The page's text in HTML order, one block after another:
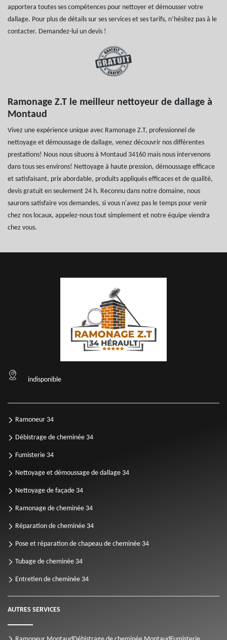
apportera toutes ses compétences pour nettoyer et démousser votre
dallage. Pour plus de détails sur ses services et ses tarifs, n’hésitez pas à le
contacter. Demandez-lui un devis !
Ramonage Z.T le meilleur nettoyeur de dallage à
Montaud
Vivez une expérience unique avec Ramonage Z.T, professionnel de
nettoyage et démoussage de dallage, venez découvrir nos différentes
prestations! Nous nous situons à Montaud 34160 mais nous intervenons
dans tous ses environs! Nettoyage à haute pression, démoussage efficace
et satisfaisant, prix abordable, produits appliqués efficaces et de qualité,
devis gratuit en seulement 24 h. Reconnu dans notre domaine, nous
saurons satisfaire vos demandes, si vous n'avez pas le temps pour venir
chez nos locaux, appelez-nous tout simplement et notre équipe viendra
chez vous.
indisponible
Ramoneur 34
Débistrage de cheminée 34
Fumisterie 34
Nettoyage et démoussage de dallage 34
Nettoyage de façade 34
Ramonage de cheminée 34
Réparation de cheminée 34
Pose et réparation de chapeau de cheminée 34
Tubage de cheminée 34
Entretien de cheminée 34
AUTRES SERVICES